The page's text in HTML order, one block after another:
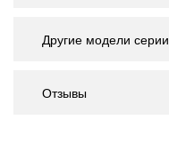
Другие модели серии
Отзывы